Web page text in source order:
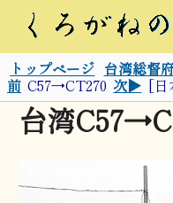
トップページ 台湾総督
前 C57→CT270 次▶ [日
台湾